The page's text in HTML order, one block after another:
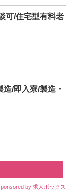
可/住宅型有料老
造/即入寮/製造・
by 求人ボックス